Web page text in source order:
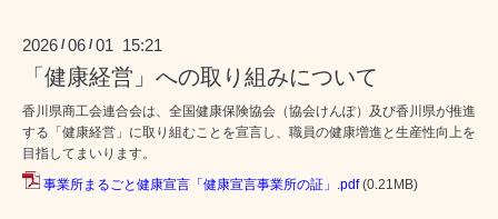
2026 /06 /01 15:21
「健康経営」への取り組みについて
香川県商工会連合会は、全国健康保険協会（協会けんぽ）及び香川県が推進
する「健康経営」に取り組むことを宣言し、職員の健康増進と生産性向上を
目指してまいります。
事業所まるごと健康宣言「健康宣言事業所の証」.pdf (0.21MB)